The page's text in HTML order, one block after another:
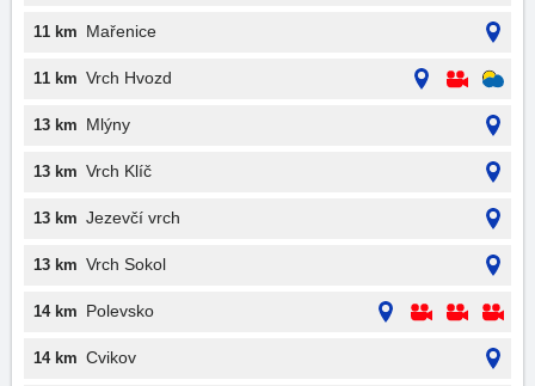
11 km Mařenice
11 km Vrch Hvozd
13 km Mlýny
13 km Vrch Klíč
13 km Jezevčí vrch
13 km Vrch Sokol
14 km Polevsko
14 km Cvikov